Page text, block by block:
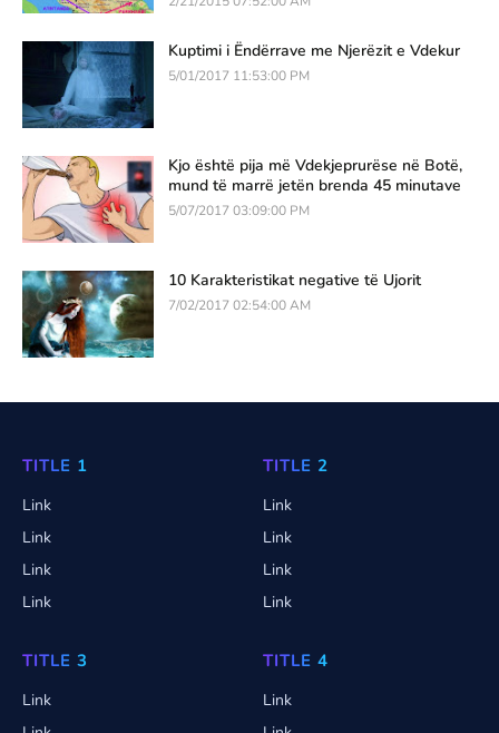
Kuptimi i Ëndërrave me Njerëzit e Vdekur
5/01/2017 11:53:00 PM
Kjo është pija më Vdekjeprurëse në Botë,
mund të marrë jetën brenda 45 minutave
5/07/2017 03:09:00 PM
10 Karakteristikat negative të Ujorit
7/02/2017 02:54:00 AM
TITLE 1
Link
Link
Link
Link
TITLE 2
Link
Link
Link
Link
TITLE 3
Link
TITLE 4
Link